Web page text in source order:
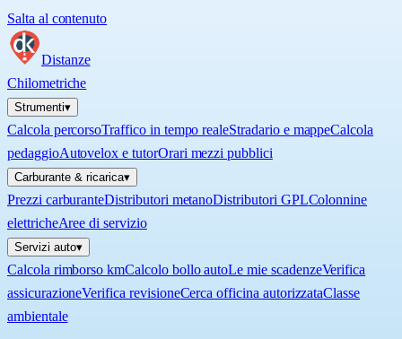
Salta al contenuto
Distanze
Chilometriche
Strumenti▾
Calcola percorsoTraffico in tempo realeStradario e mappeCalcola
pedaggioAutovelox e tutorOrari mezzi pubblici
Carburante & ricarica▾
Prezzi carburanteDistributori metanoDistributori GPLColonnine
elettricheAree di servizio
Servizi auto▾
Calcola rimborso kmCalcolo bollo autoLe mie scadenzeVerifica
assicurazioneVerifica revisioneCerca officina autorizzataClasse
ambientale